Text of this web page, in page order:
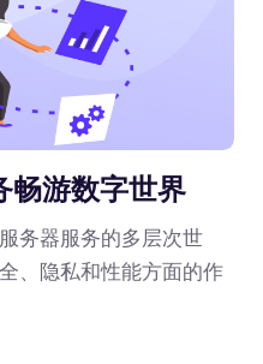
畅游数字世界
务器服务的多层次世
、隐私和性能方面的作